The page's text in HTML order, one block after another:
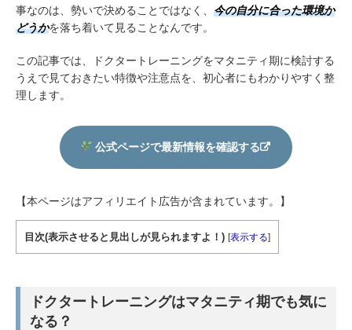
事なのは、勢いで決めることではなく、 今の自分に合った環境か
どうかを落ち着いて見ることなんです。
この記事では、ドクタートレーニングをマタニティ期に検討する
うえで見ておきたい特徴や注意点を、初心者にもわかりやすく整
理します。
公式ページで最新情報を確認する
【本ページはアフィリエイト広告が含まれています。】
目次(表示させると見出しが見られますよ！) [表示する]
ドクタートレーニングはマタニティ期でも気に
なる？